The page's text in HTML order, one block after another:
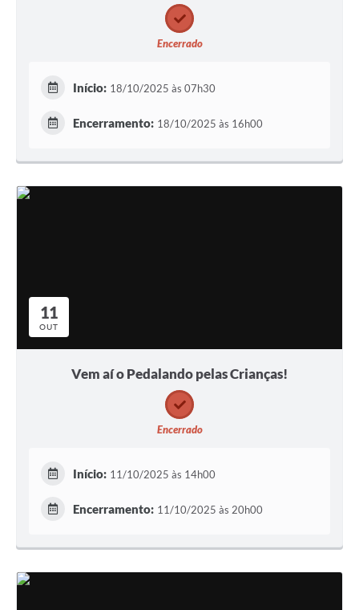
Encerrado
Início: 18/10/2025 às 07h30
Encerramento: 18/10/2025 às 16h00
11
OUT
Vem aí o Pedalando pelas Crianças!
Encerrado
Início: 11/10/2025 às 14h00
Encerramento: 11/10/2025 às 20h00